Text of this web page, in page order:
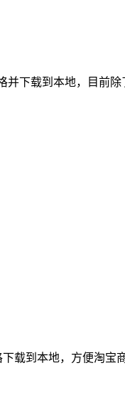
并下载到本地，目前
载到本地，方便淘宝